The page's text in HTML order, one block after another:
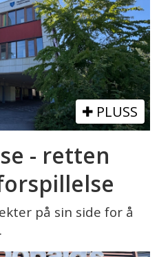
PLUSS
- retten
på sin side for å